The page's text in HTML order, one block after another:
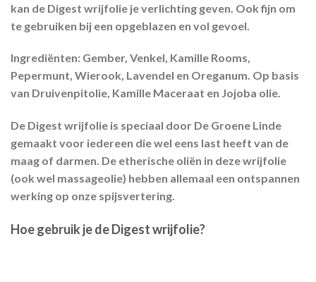
kan de Digest wrijfolie je verlichting geven. Ook fijn om
te gebruiken bij een opgeblazen en vol gevoel.
Ingrediënten: Gember, Venkel, Kamille Rooms,
Pepermunt, Wierook, Lavendel en Oreganum. Op basis
van Druivenpitolie, Kamille Maceraat en Jojoba olie.
De Digest wrijfolie is speciaal door De Groene Linde
gemaakt voor iedereen die wel eens last heeft van de
maag of darmen. De etherische oliën in deze wrijfolie
(ook wel massageolie) hebben allemaal een ontspannen
werking op onze spijsvertering.
Hoe gebruik je de Digest wrijfolie?